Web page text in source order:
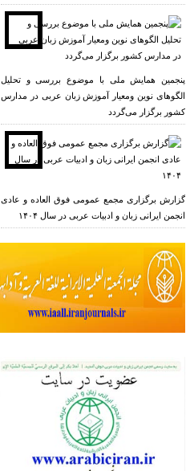
پنجمین همایش ملی با موضوع بررسی و تحلیل
الگوهای نوین ومعیار آموزش زبان عربی در مدارس
کشور برگزار می‌گردد
گزارش برگزاری مجمع عمومی فوق العاده و عادی
انجمن ایرانی زبان و ادبیات عربی در سال ۱۴۰۴